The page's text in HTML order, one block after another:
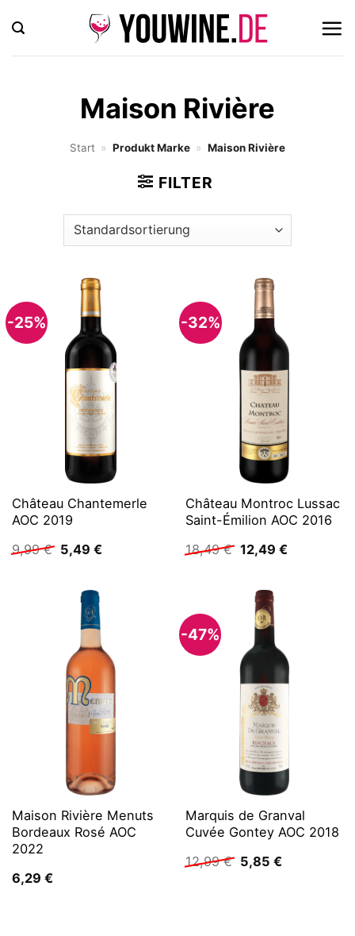
Inhalt
springen
Maison Rivière
Start » Produkt Marke » Maison Rivière
FILTER
-25%
Château Chantemerle
AOC 2019
9,99€ Ursprünglicher
Preis
9,99 €
5,49 €Aktueller
-32%
Château Montroc Lussac
Saint-Émilion AOC 2016
18,49€ Ursprünglicher
Preis
18,49 €
12,49 €Aktueller
Maison Rivière Menuts
Bordeaux Rosé AOC
2022
6,29 €
-47%
Marquis de Granval
Cuvée Gontey AOC 2018
12,99€ Ursprünglicher
Preis
5,85 €Aktueller